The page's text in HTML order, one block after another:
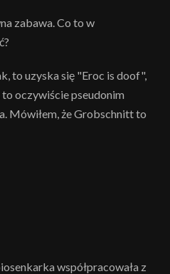
zabawa. Co to w
to uzyska się "Eroc is doof",
oczywiście pseudonim
Mówiłem, że Grobschnitt to
współpracowała z